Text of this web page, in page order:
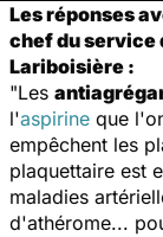
Les réponses
chef du service
Lariboisière :
"Les
l'aspirine que
empêchent les
plaquettaire est
maladies
d'athérome...